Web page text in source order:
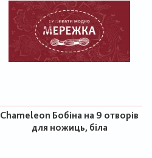
Chameleon Бобіна на 9 отворів
для ножиць, біла